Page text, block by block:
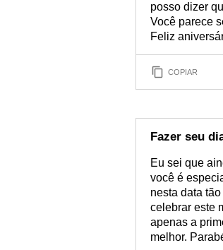
posso dizer
Você parece
Feliz
COPIAR
Fazer seu
Eu sei que
você é
nesta data
celebrar este
apenas a
melhor.